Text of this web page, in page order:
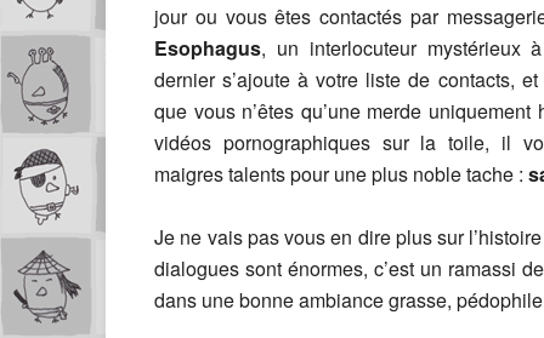
jour ou vous êtes contactés par
Esophagus, un interlocuteur mystérieux
dernier s’ajoute à votre liste de contacts,
que vous n’êtes qu’une merde
vidéos pornographiques sur la toile, il
maigres talents pour une plus noble tache :
Je ne vais pas vous en dire plus sur
dialogues sont énormes, c’est un ramassi
dans une bonne ambiance grasse,